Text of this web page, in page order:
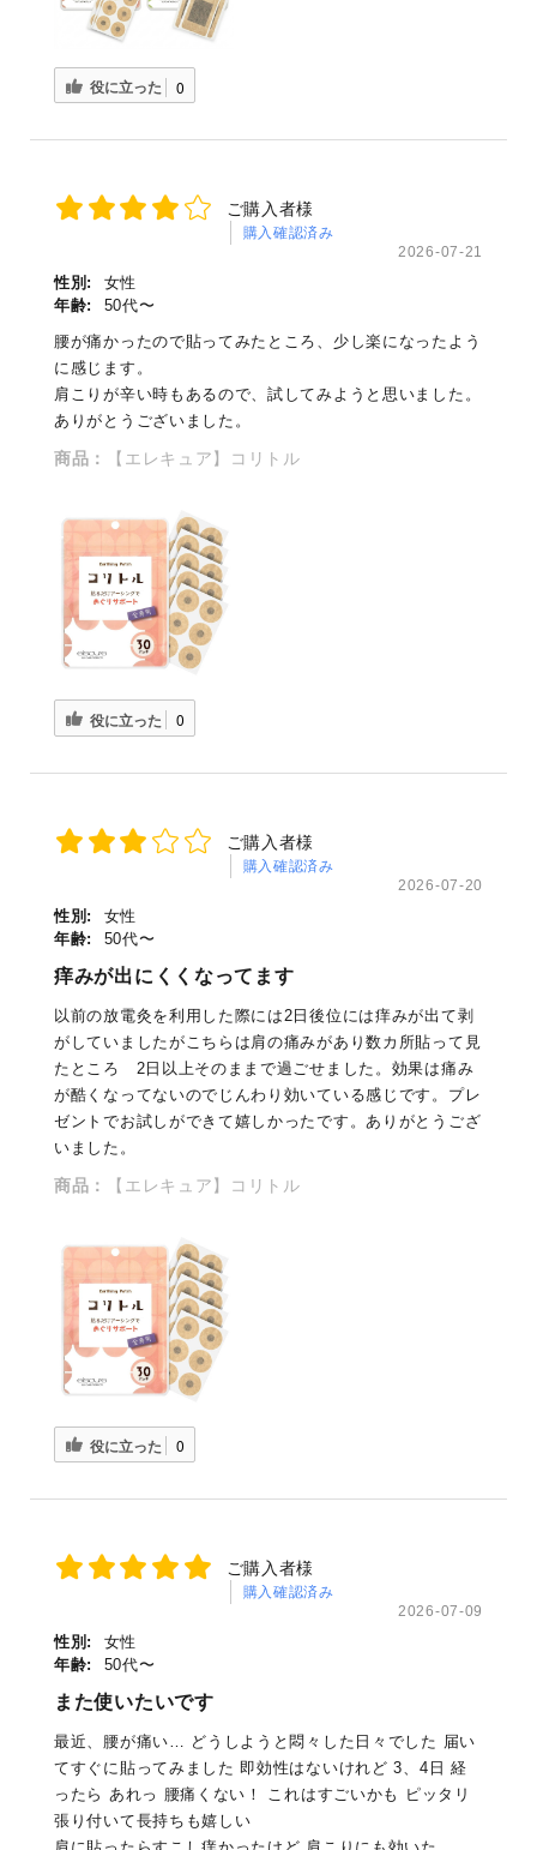
ご利用ガイド
プライバシーポリシー
特定商取引法について
お問い合わせ
役に立った 0
ご購入者様
購入確認済み
2026-07-21
性別:
女性
年齢:
50代〜
腰が痛かったので貼ってみたところ、少し楽になったよう
に感じます。
肩こりが辛い時もあるので、試してみようと思いました。
ありがとうございました。
商品： 【エレキュア】コリトル
役に立った 0
ご購入者様
購入確認済み
2026-07-20
性別:
女性
年齢:
50代〜
痒みが出にくくなってます
以前の放電灸を利用した際には2日後位には痒みが出て剥
がしていましたがこちらは肩の痛みがあり数カ所貼って見
たところ 2日以上そのままで過ごせました。効果は痛み
が酷くなってないのでじんわり効いている感じです。プレ
ゼントでお試しができて嬉しかったです。ありがとうござ
いました。
商品： 【エレキュア】コリトル
役に立った 0
ご購入者様
購入確認済み
2026-07-09
性別:
女性
年齢:
50代〜
また使いたいです
最近、腰が痛い… どうしようと悶々した日々でした 届い
てすぐに貼ってみました 即効性はないけれど 3、4日 経
ったら あれっ 腰痛くない！ これはすごいかも ピッタリ
張り付いて長持ちも嬉しい